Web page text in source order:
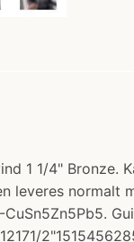
1 1/4"
leveres normalt